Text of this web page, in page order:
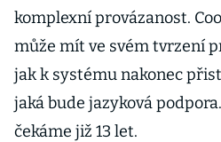
komplexní provázanost.
může mít ve svém tvrzení
jak k systému nakonec
jaká bude jazyková
čekáme již 13 let.